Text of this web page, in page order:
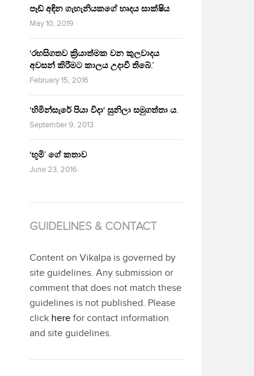
පෑඩ් අඳින ගැහැනියකගේ හෘදය සාක්ෂිය
May 10, 2019
‘රහසිගතව ක්‍රියාත්මක වන කුලවාදය
අවසන් කිරීමට කාලය උදාවී තිබේ.’
February 15, 2016
‘හිමින්සැරේ පියා විදා‘ සුනිලා සමුගත්තා ය.
September 9, 2013
‘භූමි’ ගේ කතාව
June 23, 2016
GUIDELINES & CONTACT
Content on Vikalpa is governed by
site guidelines. Any submission or
comment that does not match these
guidelines is not published. Please
click here for contact information
and site guidelines.